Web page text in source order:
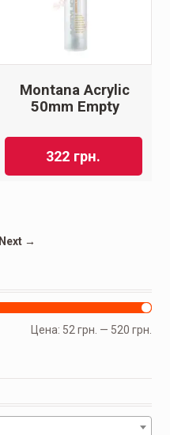
Montana Acrylic
50mm Empty
322 грн.
Next →
Цена: 52 грн. — 520 грн.